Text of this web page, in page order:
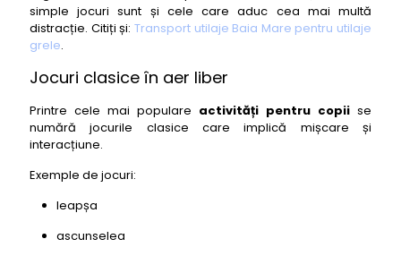
simple jocuri sunt și cele care aduc cea mai multă
distracție. Citiți și: Transport utilaje Baia Mare pentru utilaje
grele.
Jocuri clasice în aer liber
Printre cele mai populare activități pentru copii se
numără jocurile clasice care implică mișcare și
interacțiune.
Exemple de jocuri:
leapșa
ascunselea